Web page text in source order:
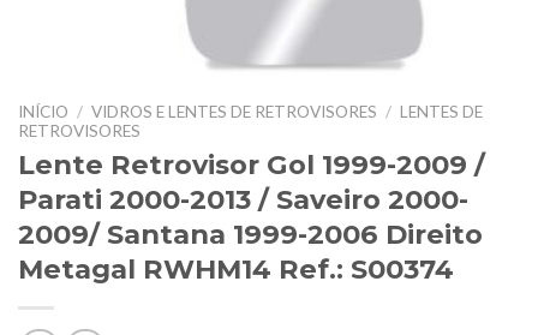
INÍCIO / VIDROS E LENTES DE RETROVISORES / LENTES DE
RETROVISORES
Lente Retrovisor Gol 1999-2009 /
Parati 2000-2013 / Saveiro 2000-
2009/ Santana 1999-2006 Direito
Metagal RWHM14 Ref.: S00374